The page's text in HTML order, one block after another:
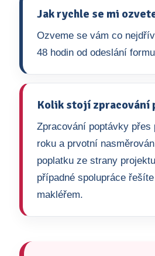
Jak rychle se mi
Ozveme se vám co
48 hodin od odeslání
Kolik stojí zpracování
Zpracování poptávky přes
roku a prvotní
poplatku ze strany
případné spolupráce
makléřem.